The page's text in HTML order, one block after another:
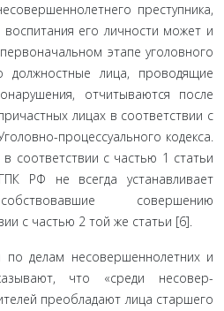
преступника,
его личности может и
этапе уголовного
должностные лица, проводящие
отчитываются после
лицах в соответствии с
процессуального кодекса.
соответствии с частью 1 статьи
РФ не всегда устанавливает
совершению
с частью 2 той же статьи [6].
по делам несовершеннолет­них и
что «среди несовер­
преобладают лица старше­го